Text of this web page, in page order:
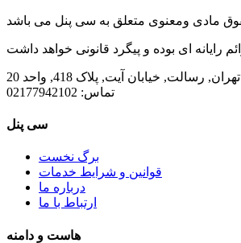
تهران, رسالت, خیابان آیت, پلاک 418, واحد 20
تماس:
سی پنل
برگ نخست
قوانین و شرایط خدمات
درباره ما
ارتباط با ما
هاست و دامنه